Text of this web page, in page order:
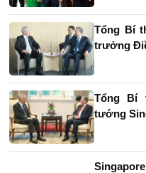
Tổng Bí
trưởng
Tổng Bí
tướng